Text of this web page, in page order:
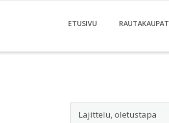
ETUSIVU RAUTAKAUPAT